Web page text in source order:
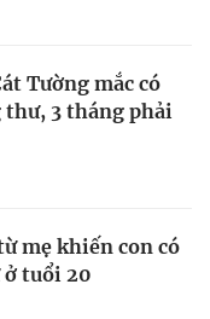
Tường mắc có
3 tháng phải
mẹ khiến con có
tuổi 20